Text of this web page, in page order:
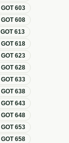
GOT603
GOT608
GOT613
GOT618
GOT623
GOT628
GOT633
GOT638
GOT643
GOT648
GOT653
GOT658